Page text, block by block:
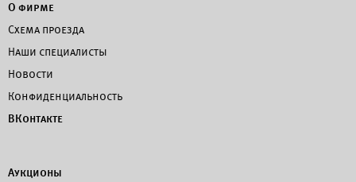
О фирме
Схема проезда
Наши специалисты
Новости
Конфиденциальность
ВКонтакте
Аукционы